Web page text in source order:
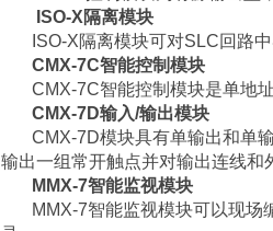
ISO-X隔离模块
ISO-X隔离模块可对SLC回路
CMX-7C智能控制模块
CMX-7C智能控制模块是单地
CMX-7D输入/输出模块
CMX-7D模块具有单输出和单
输出一组常开触点并对输出连线和
MMX-7智能监视模块
MMX-7智能监视模块可以现场